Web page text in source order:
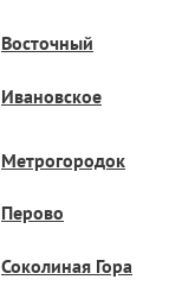
Восточный
Ивановское
Метрогородок
Перово
Соколиная Гора